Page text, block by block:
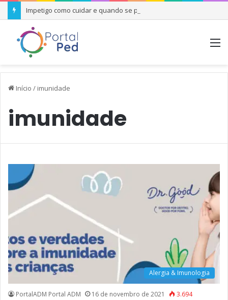
Impetigo como cuidar e quando se preocupar
Início / imunidade
imunidade
Alergia & Imunologia
PortalADM Portal ADM 16 de novembro de 2021 3.694